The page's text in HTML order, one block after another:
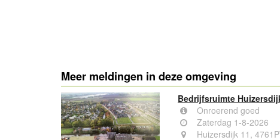
Meer meldingen in deze omgeving
Bedrijfsruimte
Onroerend goed
Zaterdag 1-8-2026
Huizersdijk 11,